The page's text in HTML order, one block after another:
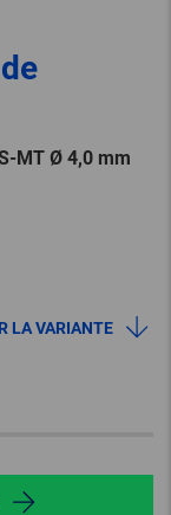
MT Ø 4,0 mm
LA VARIANTE